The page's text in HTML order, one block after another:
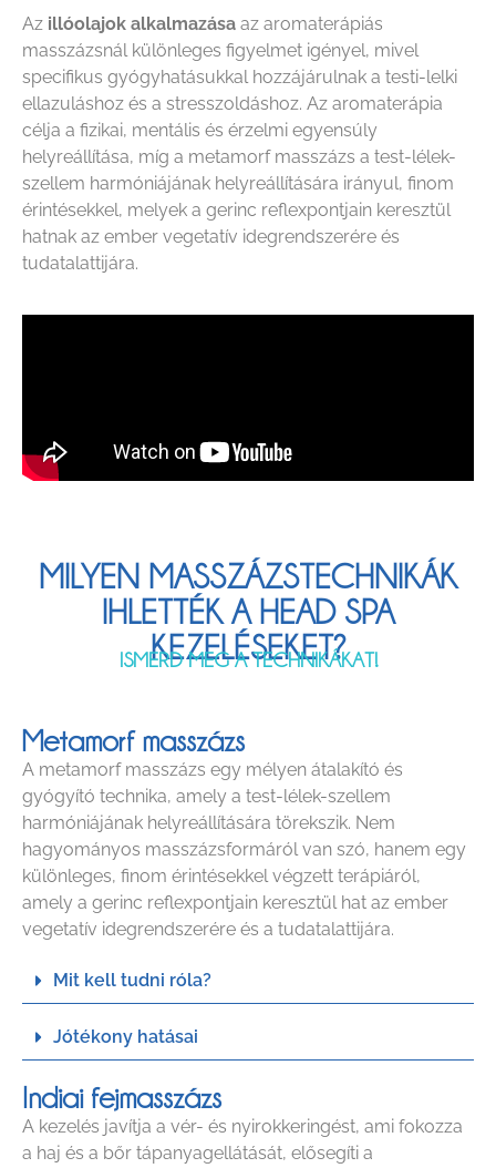
Az illóolajok alkalmazása az aromaterápiás
masszázsnál különleges figyelmet igényel, mivel
specifikus gyógyhatásukkal hozzájárulnak a testi-lelki
ellazuláshoz és a stresszoldáshoz. Az aromaterápia
célja a fizikai, mentális és érzelmi egyensúly
helyreállítása, míg a metamorf masszázs a test-lélek-
szellem harmóniájának helyreállítására irányul, finom
érintésekkel, melyek a gerinc reflexpontjain keresztül
hatnak az ember vegetatív idegrendszerére és
tudatalattijára.
MILYEN MASSZÁZSTECHNIKÁK
IHLETTÉK A HEAD SPA
KEZELÉSEKET?
ISMERD MEG A TECHNIKÁKAT!
Metamorf masszázs
A metamorf masszázs egy mélyen átalakító és
gyógyító technika, amely a test-lélek-szellem
harmóniájának helyreállítására törekszik. Nem
hagyományos masszázsformáról van szó, hanem egy
különleges, finom érintésekkel végzett terápiáról,
amely a gerinc reflexpontjain keresztül hat az ember
vegetatív idegrendszerére és a tudatalattijára.
Mit kell tudni róla?
Jótékony hatásai
Indiai fejmasszázs
A kezelés javítja a vér- és nyirokkeringést, ami fokozza
a haj és a bőr tápanyagellátását, elősegíti a